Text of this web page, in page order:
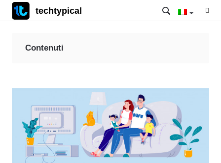
techtypical
Contenuti